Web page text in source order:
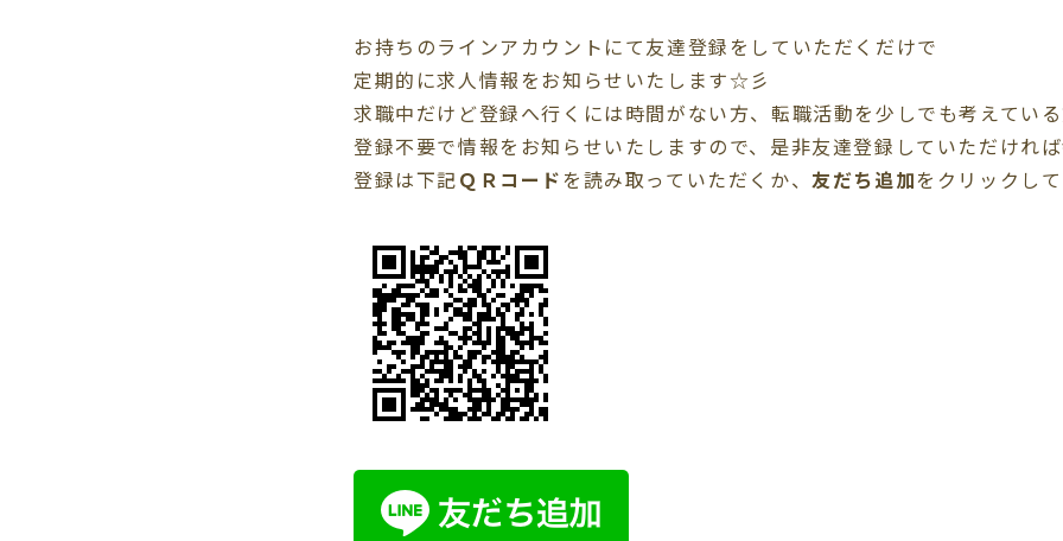
お持ちのラインアカウントにて友達登録をしていただくだけで
定期的に求人情報をお知らせいたします☆彡
求職中だけど登録へ行くには時間がない方、転職活動を少しでも考えてい
登録不要で情報を お知らせいたしますので、是非友達登録していただけれ
登録は下記ＱＲコードを読み取っていただくか、友だち追加を クリック し